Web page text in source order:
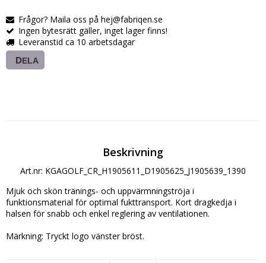
Frågor? Maila oss på hej@fabriqen.se
Ingen bytesrätt gäller, inget lager finns!
Leveranstid ca 10 arbetsdagar
DELA
Beskrivning
Art.nr: KGAGOLF_CR_H1905611_D1905625_J1905639_1390
Mjuk och skön tränings- och uppvärmningströja i
funktionsmaterial för optimal fukttransport. Kort dragkedja i
halsen för snabb och enkel reglering av ventilationen.
Märkning: Tryckt logo vänster bröst.